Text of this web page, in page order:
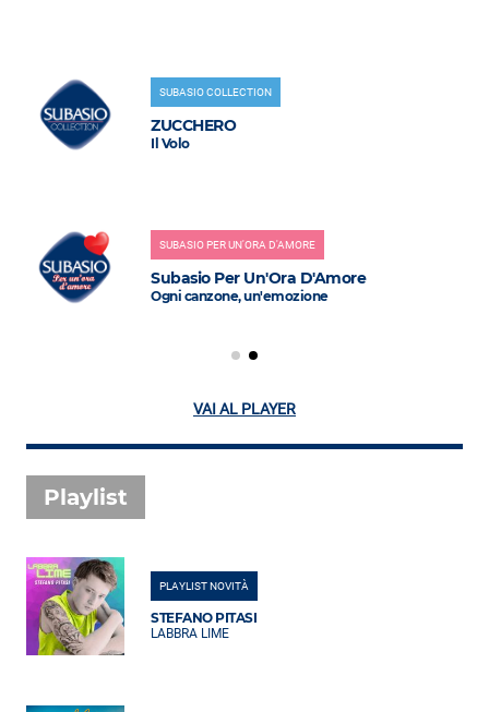
SUBASIO COLLECTION
ZUCCHERO
Il Volo
SUBASIO PER UN'ORA D'AMORE
Subasio Per Un'Ora D'Amore
Ogni canzone, un'emozione
VAI AL PLAYER
Playlist
PLAYLIST NOVITÀ
STEFANO PITASI
LABBRA LIME